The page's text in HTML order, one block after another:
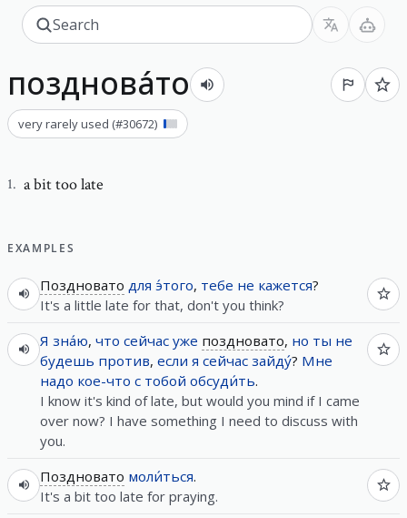
позднова́то
very rarely used (#30672)
1. a bit too late
EXAMPLES
Поздновато для э́того, тебе не кажется?
It's a little late for that, don't you think?
Я зна́ю, что сейчас уже поздновато, но ты не
будешь против, если я сейчас зайду́? Мне
надо кое-что с тобой обсуди́ть.
I know it's kind of late, but would you mind if I came
over now? I have something I need to discuss with
you.
Поздновато моли́ться.
It's a bit too late for praying.